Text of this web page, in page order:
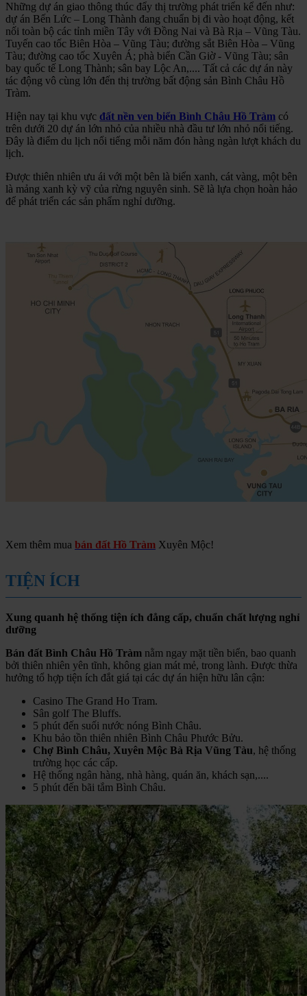
Những dự án giao thông thúc đẩy thị trường phát triển kể đến như:
dự án Bến Lức – Long Thành đang chuẩn bị đi vào hoạt động, kết
nối toàn bộ các tỉnh miền Tây với Đồng Nai và Bà Rịa – Vũng Tàu.
Tuyến cao tốc Biên Hòa – Vũng Tàu; đường sắt Biên Hòa – Vũng
Tàu; đường cao tốc Xuyên Á; phà biển Cần Giờ - Vũng Tàu; sân
bay quốc tế Long Thành; sân bay Lộc An,.... Tất cả các dự án này
tác động vô cùng lớn đến thị trường bất động sản Bình Châu Hồ
Tràm.
Hiện nay tại khu vực đất nền ven biển Bình Châu Hồ Tràm có
trên dưới 20 dự án lớn nhỏ của nhiều nhà đầu tư lớn nhỏ nổi tiếng.
Đây là điểm du lịch nổi tiếng mỗi năm đón hàng ngàn lượt khách du
lịch.
Được thiên nhiên ưu ái với một bên là biển xanh, cát vàng, một bên
là mảng xanh kỳ vỹ của rừng nguyên sinh. Sẽ là lựa chọn hoàn hảo
để phát triển các sản phẩm nghỉ dưỡng.
Xem thêm mua bán đất Hồ Tràm Xuyên Mộc!
TIỆN ÍCH
Xung quanh hệ thống tiện ích đẳng cấp, chuẩn chất lượng nghỉ
dưỡng
Bán đất Bình Châu Hồ Tràm nằm ngay mặt tiền biển, bao quanh
bởi thiên nhiên yên tĩnh, không gian mát mẻ, trong lành. Được thừa
hưởng tổ hợp tiện ích đắt giá tại các dự án hiện hữu lân cận:
Casino The Grand Ho Tram.
Sân golf The Bluffs.
5 phút đến suối nước nóng Bình Châu.
Khu bảo tồn thiên nhiên Bình Châu Phước Bửu.
Chợ Bình Châu, Xuyên Mộc Bà Rịa Vũng Tàu, hệ thống
trường học các cấp.
Hệ thống ngân hàng, nhà hàng, quán ăn, khách sạn,....
5 phút đến bãi tắm Bình Châu.